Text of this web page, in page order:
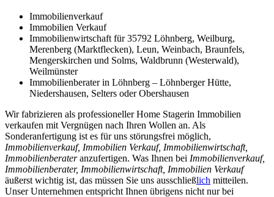
Immobilienverkauf
Immobilien Verkauf
Immobilienwirtschaft für 35792 Löhnberg, Weilburg,
Merenberg (Marktflecken), Leun, Weinbach, Braunfels,
Mengerskirchen und Solms, Waldbrunn (Westerwald),
Weilmünster
Immobilienberater in Löhnberg – Löhnberger Hütte,
Niedershausen, Selters oder Obershausen
Wir fabrizieren als professioneller Home Stagerin Immobilien
verkaufen mit Vergnügen nach Ihren Wollen an. Als
Sonderanfertigung ist es für uns störungsfrei möglich,
Immobilienverkauf, Immobilien Verkauf, Immobilienwirtschaft,
Immobilienberateranzufertigen. Was Ihnen bei Immobilienverkauf,
Immobilienberater, Immobilienwirtschaft, Immobilien Verkauf
äußerst wichtig ist, das müssen Sie uns ausschließlich mitteilen.
Unser Unternehmen entspricht Ihnen übrigens nicht nur bei